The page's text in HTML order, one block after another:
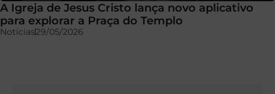
A Igreja de Jesus Cristo lança novo aplicativo
para explorar a Praça do Templo
Notícias29/05/2026